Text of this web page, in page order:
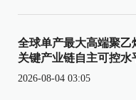
全球单产最大高端聚乙
关键产业链自主可控水
2026-08-04 03:05